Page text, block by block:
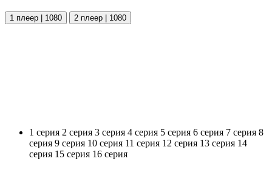
1 плеер | 1080 2 плеер | 1080
1 серия 2 серия 3 серия 4 серия 5 серия 6 серия 7 серия 8
серия 9 серия 10 серия 11 серия 12 серия 13 серия 14
серия 15 серия 16 серия